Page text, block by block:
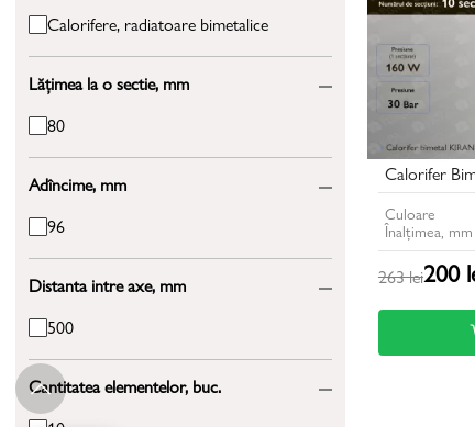
Calorifere, radiatoare bimetalice
Lățimea la o sectie, mm
80
Adîncime, mm
96
Distanta intre axe, mm
500
Cantitatea elementelor, buc.
Calorifer
Culoare
Înalțimea, mm
263 lei200